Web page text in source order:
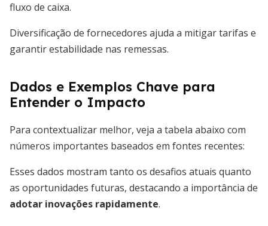
fluxo de caixa.
Diversificação de fornecedores ajuda a mitigar tarifas e
garantir estabilidade nas remessas.
Dados e Exemplos Chave para
Entender o Impacto
Para contextualizar melhor, veja a tabela abaixo com
números importantes baseados em fontes recentes:
Esses dados mostram tanto os desafios atuais quanto
as oportunidades futuras, destacando a importância de
adotar inovações rapidamente.